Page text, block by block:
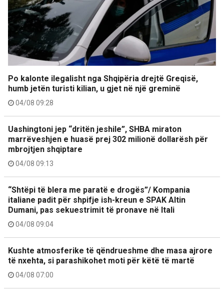
Po kalonte ilegalisht nga Shqipëria drejtë Greqisë,
humb jetën turisti kilian, u gjet në një greminë
04/08 09:28
Uashingtoni jep “dritën jeshile”, SHBA miraton
marrëveshjen e huasë prej 302 milionë dollarësh për
mbrojtjen shqiptare
04/08 09:13
“Shtëpi të blera me paratë e drogës”/ Kompania
italiane padit për shpifje ish-kreun e SPAK Altin
Dumani, pas sekuestrimit të pronave në Itali
04/08 09:04
Kushte atmosferike të qëndrueshme dhe masa ajrore
të nxehta, si parashikohet moti për këtë të martë
04/08 07:00